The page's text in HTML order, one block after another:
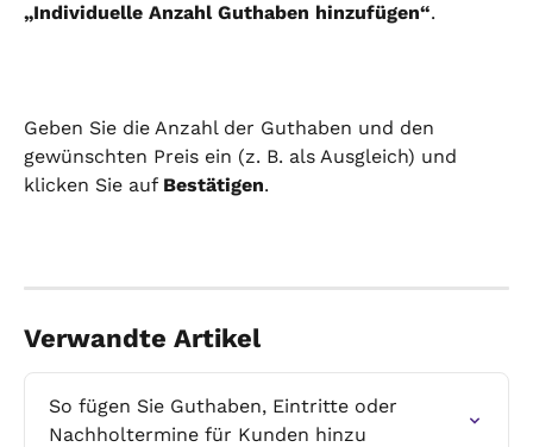
„Individuelle Anzahl Guthaben hinzufügen“.
Geben Sie die Anzahl der Guthaben und den
gewünschten Preis ein (z. B. als Ausgleich) und
klicken Sie auf Bestätigen.
Verwandte Artikel
So fügen Sie Guthaben, Eintritte oder
Nachholtermine für Kunden hinzu